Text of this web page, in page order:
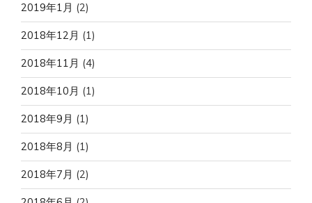
2019年1月 (2)
2018年12月 (1)
2018年11月 (4)
2018年10月 (1)
2018年9月 (1)
2018年8月 (1)
2018年7月 (2)